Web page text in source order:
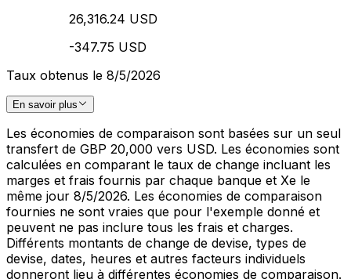
26,316.24 USD
-347.75 USD
Taux obtenus le 8/5/2026
En savoir plus
Les économies de comparaison sont basées sur un seul
transfert de GBP 20,000 vers USD. Les économies sont
calculées en comparant le taux de change incluant les
marges et frais fournis par chaque banque et Xe le
même jour 8/5/2026. Les économies de comparaison
fournies ne sont vraies que pour l'exemple donné et
peuvent ne pas inclure tous les frais et charges.
Différents montants de change de devise, types de
devise, dates, heures et autres facteurs individuels
donneront lieu à différentes économies de comparaison.